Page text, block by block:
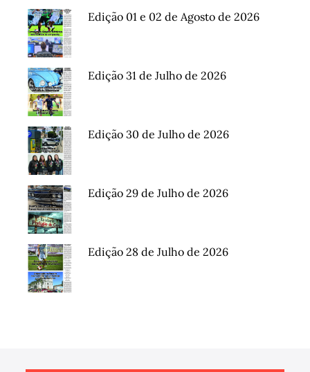
Edição 01 e 02 de Agosto de 2026
Edição 31 de Julho de 2026
Edição 30 de Julho de 2026
Edição 29 de Julho de 2026
Edição 28 de Julho de 2026